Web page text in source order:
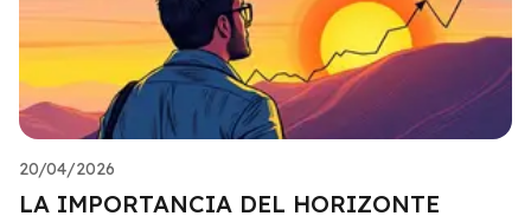
20/04/2026
LA IMPORTANCIA DEL HORIZONTE